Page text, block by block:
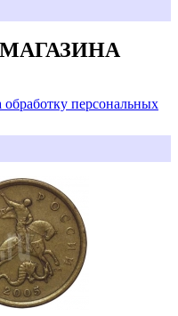
обработку персональных